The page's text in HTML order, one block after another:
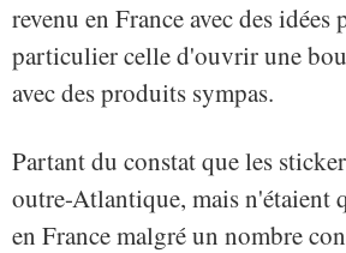
revenu en France avec des idées
particulier celle d'ouvrir une
avec des produits sympas.
Partant du constat que les
outre-Atlantique, mais n'étaient
en France malgré un nombre